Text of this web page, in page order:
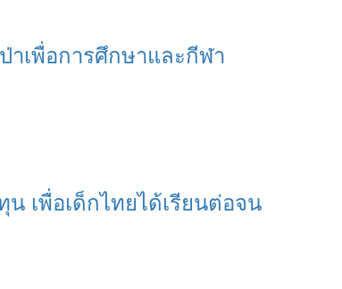
าเพื่อการศึกษาและกีฬา
เพื่อเด็กไทยได้เรียนต่อจน